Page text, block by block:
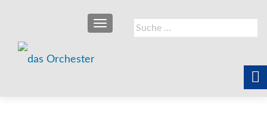
Suche
nach:
SCHALTE NAVIGATION